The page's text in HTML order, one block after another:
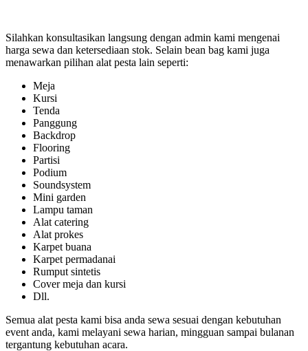
Silahkan konsultasikan langsung dengan admin kami mengenai
harga sewa dan ketersediaan stok. Selain bean bag kami juga
menawarkan pilihan alat pesta lain seperti:
Meja
Kursi
Tenda
Panggung
Backdrop
Flooring
Partisi
Podium
Soundsystem
Mini garden
Lampu taman
Alat catering
Alat prokes
Karpet buana
Karpet permadanai
Rumput sintetis
Cover meja dan kursi
Dll.
Semua alat pesta kami bisa anda sewa sesuai dengan kebutuhan
event anda, kami melayani sewa harian, mingguan sampai bulanan
tergantung kebutuhan acara.